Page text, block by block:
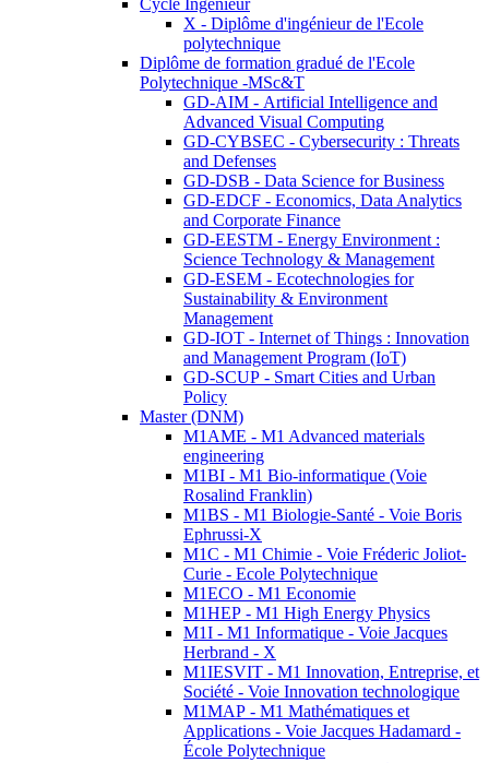
Cycle Ingénieur
X - Diplôme d'ingénieur de l'Ecole
polytechnique
Diplôme de formation gradué de l'Ecole
Polytechnique -MSc&T
GD-AIM - Artificial Intelligence and
Advanced Visual Computing
GD-CYBSEC - Cybersecurity : Threats
and Defenses
GD-DSB - Data Science for Business
GD-EDCF - Economics, Data Analytics
and Corporate Finance
GD-EESTM - Energy Environment :
Science Technology & Management
GD-ESEM - Ecotechnologies for
Sustainability & Environment
Management
GD-IOT - Internet of Things : Innovation
and Management Program (IoT)
GD-SCUP - Smart Cities and Urban
Policy
Master (DNM)
M1AME - M1 Advanced materials
engineering
M1BI - M1 Bio-informatique (Voie
Rosalind Franklin)
M1BS - M1 Biologie-Santé - Voie Boris
Ephrussi-X
M1C - M1 Chimie - Voie Fréderic Joliot-
Curie - Ecole Polytechnique
M1ECO - M1 Economie
M1HEP - M1 High Energy Physics
M1I - M1 Informatique - Voie Jacques
Herbrand - X
M1IESVIT - M1 Innovation, Entreprise, et
Société - Voie Innovation technologique
M1MAP - M1 Mathématiques et
Applications - Voie Jacques Hadamard -
École Polytechnique